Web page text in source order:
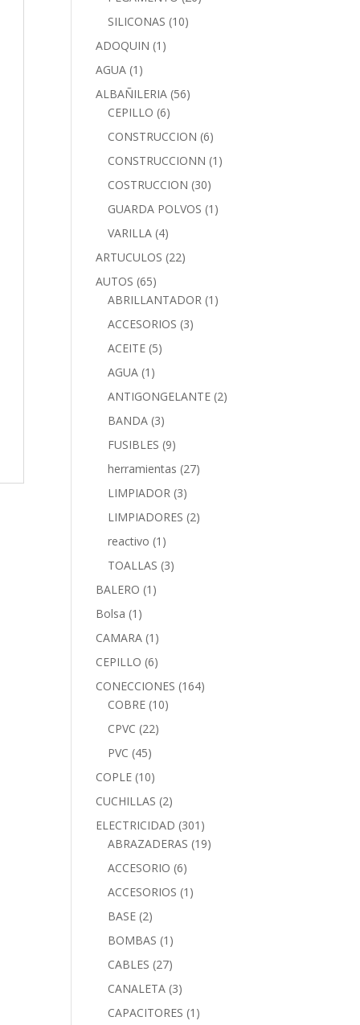
SILICONAS (10)
ADOQUIN (1)
AGUA (1)
ALBAÑILERIA (56)
CEPILLO (6)
CONSTRUCCION (6)
CONSTRUCCIONN (1)
COSTRUCCION (30)
GUARDA POLVOS (1)
VARILLA (4)
ARTUCULOS (22)
AUTOS (65)
ABRILLANTADOR (1)
ACCESORIOS (3)
ACEITE (5)
AGUA (1)
ANTIGONGELANTE (2)
BANDA (3)
FUSIBLES (9)
herramientas (27)
LIMPIADOR (3)
LIMPIADORES (2)
reactivo (1)
TOALLAS (3)
BALERO (1)
Bolsa (1)
CAMARA (1)
CEPILLO (6)
CONECCIONES (164)
COBRE (10)
CPVC (22)
PVC (45)
COPLE (10)
CUCHILLAS (2)
ELECTRICIDAD (301)
ABRAZADERAS (19)
ACCESORIO (6)
ACCESORIOS (1)
BASE (2)
BOMBAS (1)
CABLES (27)
CANALETA (3)
CAPACITORES (1)